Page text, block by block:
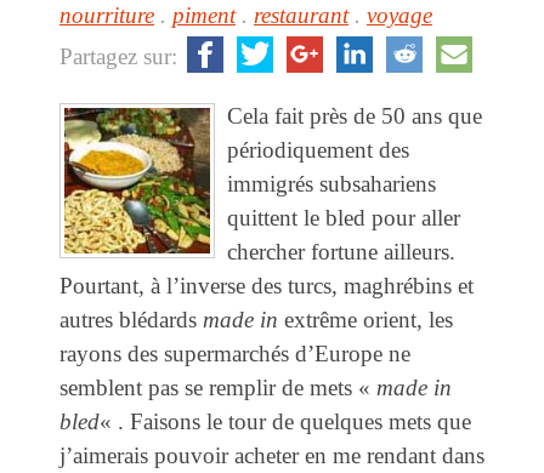
nourriture . piment. restaurant. voyage
Partagez sur:
Cela fait près de 50 ans que
périodiquement des
immigrés subsahariens
quittent le bled pour aller
chercher fortune ailleurs.
Pourtant, à l’inverse des turcs, maghrébins et
autres blédards made in extrême orient, les
rayons des supermarchés d’Europe ne
semblent pas se remplir de mets « made in
bled« . Faisons le tour de quelques mets que
j’aimerais pouvoir acheter en me rendant dans